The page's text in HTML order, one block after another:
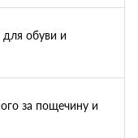
обуви и
за пощечину и